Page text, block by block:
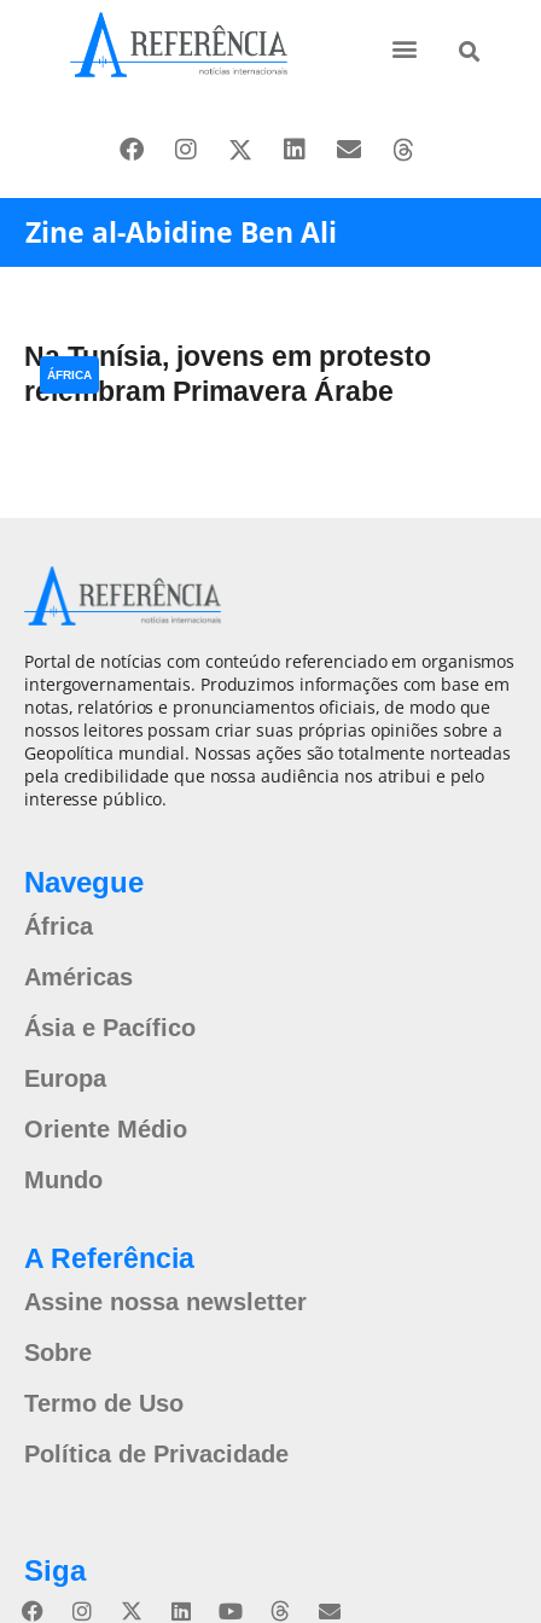
Zine al-Abidine Ben Ali
Na Tunísia, jovens em protesto
relembram Primavera Árabe
ÁFRICA
Portal de notícias com conteúdo referenciado em organismos
intergovernamentais. Produzimos informações com base em
notas, relatórios e pronunciamentos oficiais, de modo que
nossos leitores possam criar suas próprias opiniões sobre a
Geopolítica mundial. Nossas ações são totalmente norteadas
pela credibilidade que nossa audiência nos atribui e pelo
interesse público.
Navegue
África
Américas
Ásia e Pacífico
Europa
Oriente Médio
Mundo
A Referência
Assine nossa newsletter
Sobre
Termo de Uso
Política de Privacidade
Siga